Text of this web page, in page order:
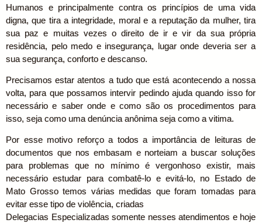
Humanos e principalmente contra os princípios de uma vida
digna, que tira a integridade, moral e a reputação da mulher, tira
sua paz e muitas vezes o direito de ir e vir da sua própria
residência, pelo medo e insegurança, lugar onde deveria ser a
sua segurança, conforto e descanso.
Precisamos estar atentos a tudo que está acontecendo a nossa
volta, para que possamos intervir pedindo ajuda quando isso for
necessário e saber onde e como são os procedimentos para
isso, seja como uma denúncia anônima seja como a vitima.
Por esse motivo reforço a todos a importância de leituras de
documentos que nos embasam e norteiam a buscar soluções
para problemas que no mínimo é vergonhoso existir, mais
necessário estudar para combatê-lo e evitá-lo, no Estado de
Mato Grosso temos várias medidas que foram tomadas para
evitar esse tipo de violência, criadas
Delegacias Especializadas somente nesses atendimentos e hoje